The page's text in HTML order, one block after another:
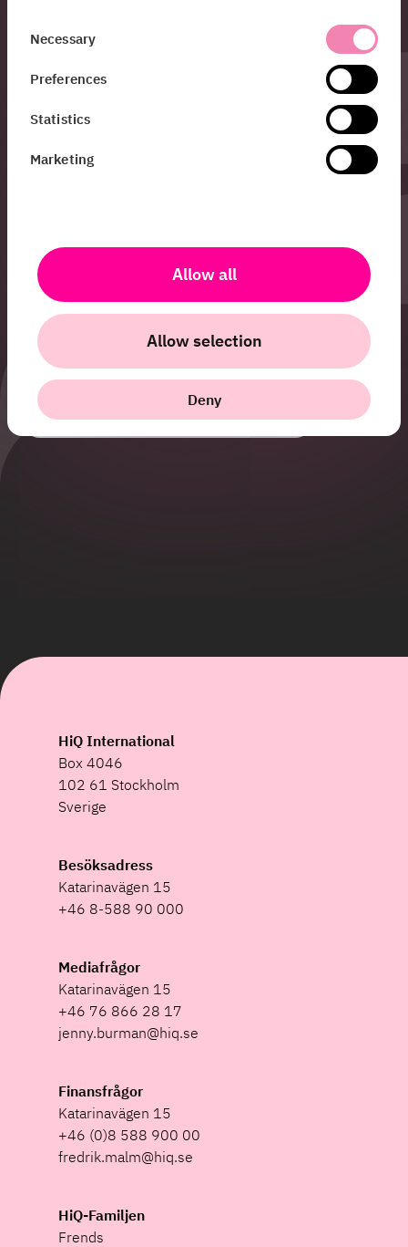
Necessary
Preferences
Statistics
Marketing
Allow all
Allow selection
Deny
frågor om oss som
bolag? Tveka inte att
höra av dig!
karolina.israelsson@hiq.se
+46 73 338 86 24
HiQ International
Box 4046
102 61 Stockholm
Sverige
Besöksadress
Katarinavägen 15
+46 8-588 90 000
Mediafrågor
Katarinavägen 15
+46 76 866 28 17
jenny.burman@hiq.se
Finansfrågor
Katarinavägen 15
+46 (0)8 588 900 00
fredrik.malm@hiq.se
HiQ-Familjen
Frends